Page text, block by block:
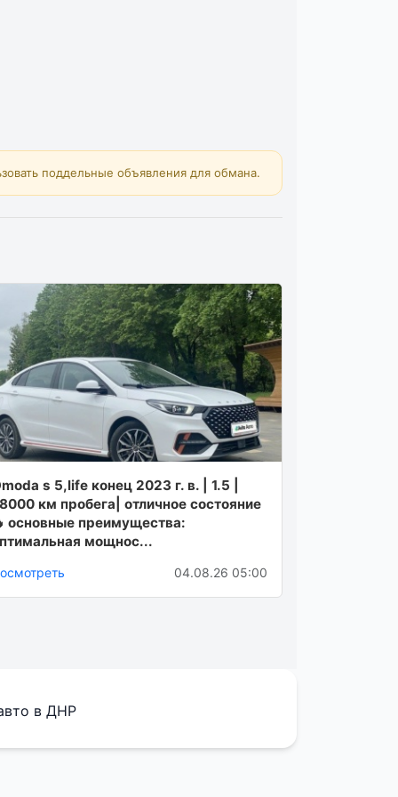
поддельные объявления для обмана.
s 5,life конец 2023 г. в. | 1.5 |
км пробега| отличное состояние
основные преимущества:
мощнос...
04.08.26 05:00
в ДНР